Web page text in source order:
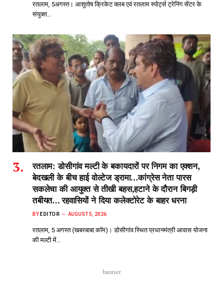
रतलाम, 5अगस्त। आशुतोष क्रिकेट क्लब एवं रतलाम स्पोर्ट्स ट्रेनिंग सेंटर के
संयुक्त…
रतलाम: डोसीगांव मल्टी के बकायदारों पर निगम का एक्शन,
बेदखली के बीच हाई वोल्टेज ड्रामा…कांग्रेस नेता पारस
सकलेचा की आयुक्त से तीखी बहस,हटाने के दौरान बिगड़ी
तबीयत… रहवासियों ने दिया कलेक्टोरेट के बाहर धरना
BY EDITOR AUGUST 5, 2026
रतलाम, 5 अगस्त (खबरबाबा.कॉम)। डोसीगांव स्थित प्रधानमंत्री आवास योजना
की मल्टी में…
banner